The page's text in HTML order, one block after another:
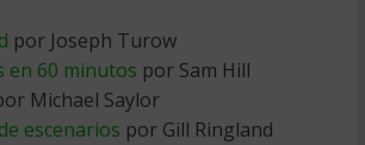
por Joseph Turow
en 60 minutos por Sam Hill
Michael Saylor
escenarios por Gill Ringland